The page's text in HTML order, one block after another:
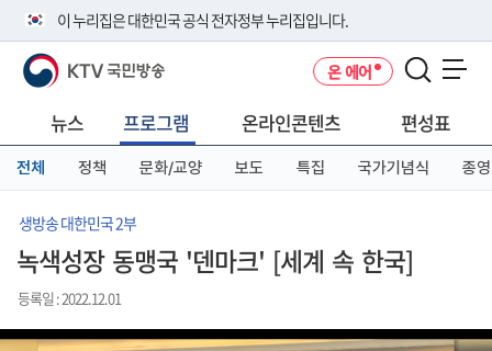
이 누리집은 대한민국 공식 전자정부 누리집입니다.
공식 누리집 주소 확인하기
니다.
이밖에 or.kr 또는 .kr등 다른 도메인 주소를 사용하고 있다면 아래 URL에
서 도메인 주소를 확인해 보세요
KTV 국민방송 온 에어
뉴스 프로그램 온라인콘텐츠 편성표
전체 정책 문화/교양 보도 특집 국가기념식 종영
생방송 대한민국 2부
녹색성장 동맹국 '덴마크' [세계 속 한국]
등록일 : 2022.12.01